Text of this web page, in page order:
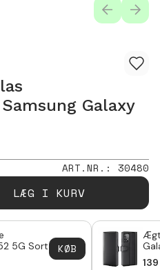
Galaxy
ART.NR. : 30480
LÆG I KURV
5G Sort
KØB
139